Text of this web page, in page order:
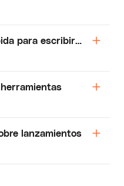
para escribir cada
lanzamientos